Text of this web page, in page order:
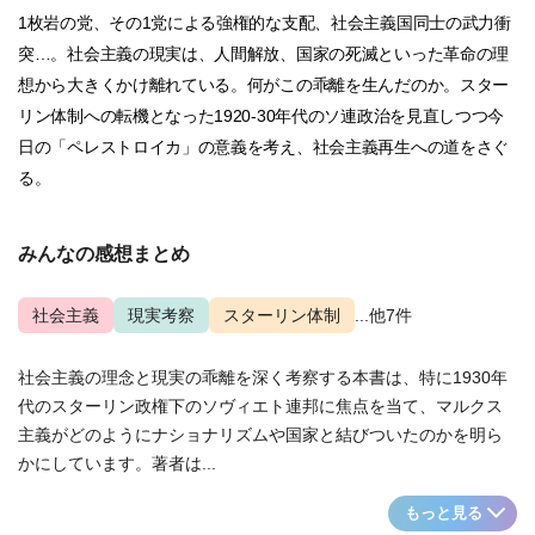
1枚岩の党、その1党による強権的な支配、社会主義国同士の武力衝
突…。社会主義の現実は、人間解放、国家の死滅といった革命の理
想から大きくかけ離れている。何がこの乖離を生んだのか。スター
リン体制への転機となった1920-30年代のソ連政治を見直しつつ今
日の「ペレストロイカ」の意義を考え、社会主義再生への道をさぐ
る。
みんなの感想まとめ
社会主義 現実考察 スターリン体制 ...他7件
社会主義の理念と現実の乖離を深く考察する本書は、特に1930年
代のスターリン政権下のソヴィエト連邦に焦点を当て、マルクス
主義がどのようにナショナリズムや国家と結びついたのかを明ら
かにしています。著者は...
もっと見る